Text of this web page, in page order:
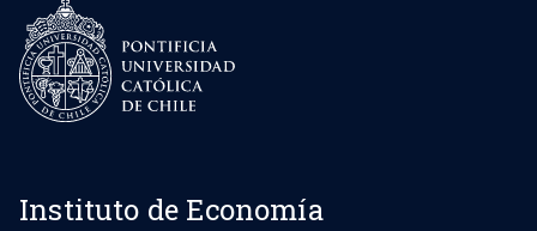
Instituto de Economía